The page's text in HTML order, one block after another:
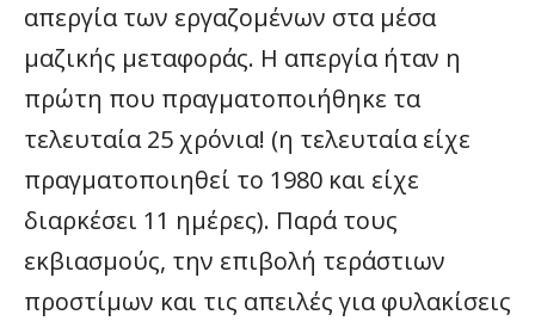
απεργία των εργαζομένων στα μέσα
μαζικής μεταφοράς. Η απεργία ήταν η
πρώτη που πραγματοποιήθηκε τα
τελευταία 25 χρόνια! (η τελευταία είχε
πραγματοποιηθεί το 1980 και είχε
διαρκέσει 11 ημέρες). Παρά τους
εκβιασμούς, την επιβολή τεράστιων
προστίμων και τις απειλές για φυλακίσεις